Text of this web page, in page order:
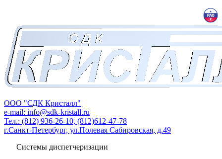
ООО "СДК Кристалл"
e-mail: info@sdk-kristall.ru
Тел.: (812) 936-26-10, (812)612-47-78
г.Санкт-Петербург, ул.Полевая Сабировская, д.49
Системы диспетчеризации